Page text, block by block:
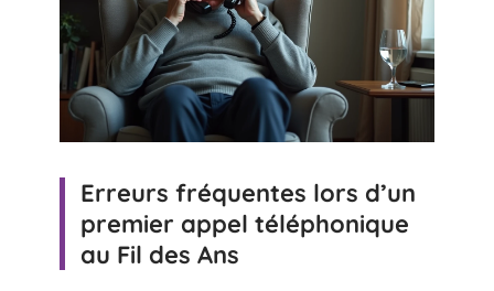
Erreurs fréquentes lors d’un
premier appel téléphonique
au Fil des Ans